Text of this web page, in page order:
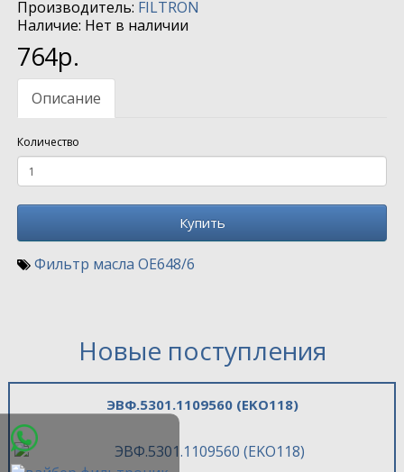
Производитель: FILTRON
Наличие: Нет в наличии
764р.
Описание
Количество
Купить
Фильтр масла OE648/6
Новые поступления
ЭВФ.5301.1109560 (EKO118)